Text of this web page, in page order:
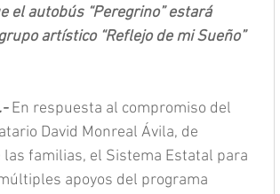
el autobús “Peregrino” estará
artístico “Reflejo de mi Sueño”
En respuesta al compromiso del
David Monreal Ávila, de
familias, el Sistema Estatal para
apoyos del programa